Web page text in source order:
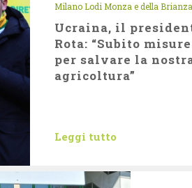
Milano Lodi Monza e della Brianza
Ucraina, il
Rota: “Subito misure
per salvare la
agricoltura”
Leggi tutto